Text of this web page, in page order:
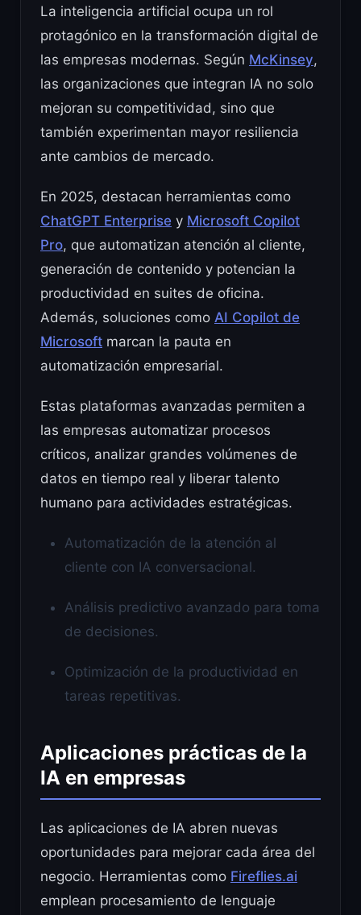
La inteligencia artificial ocupa un rol
protagónico en la transformación digital de
las empresas modernas. Según McKinsey,
las organizaciones que integran IA no solo
mejoran su competitividad, sino que
también experimentan mayor resiliencia
ante cambios de mercado.
En 2025, destacan herramientas como
ChatGPT Enterprise y Microsoft Copilot
Pro, que automatizan atención al cliente,
generación de contenido y potencian la
productividad en suites de oficina.
Además, soluciones como AI Copilot de
Microsoft marcan la pauta en
automatización empresarial.
Estas plataformas avanzadas permiten a
las empresas automatizar procesos
críticos, analizar grandes volúmenes de
datos en tiempo real y liberar talento
humano para actividades estratégicas.
Automatización de la atención al
cliente con IA conversacional.
Análisis predictivo avanzado para toma
de decisiones.
Optimización de la productividad en
tareas repetitivas.
Aplicaciones prácticas de la
IA en empresas
Las aplicaciones de IA abren nuevas
oportunidades para mejorar cada área del
negocio. Herramientas como Fireflies.ai
emplean procesamiento de lenguaje